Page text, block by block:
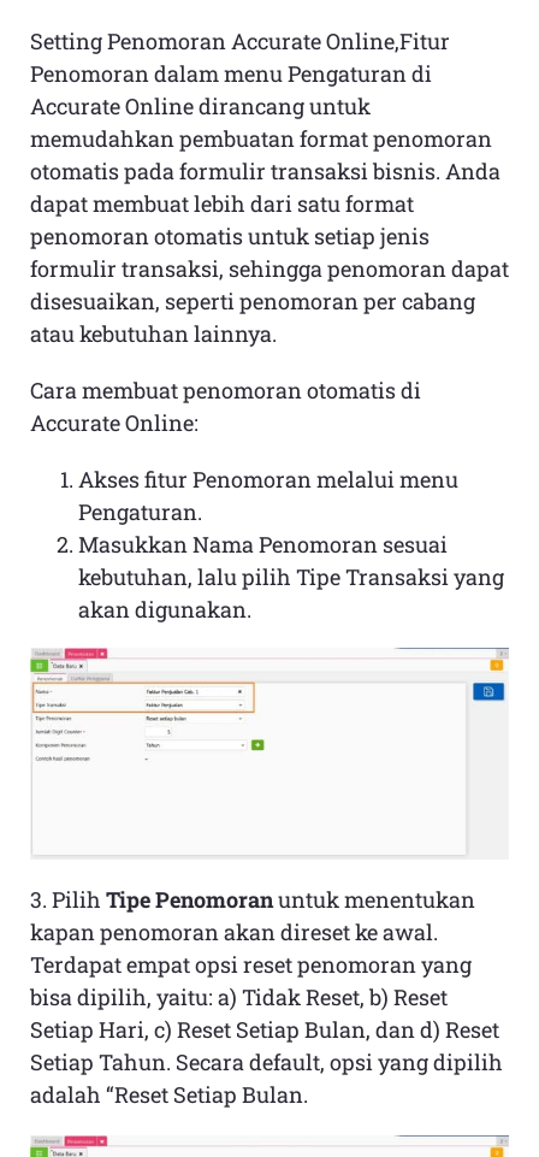
Setting Penomoran Accurate Online,Fitur
Penomoran dalam menu Pengaturan di
Accurate Online dirancang untuk
memudahkan pembuatan format penomoran
otomatis pada formulir transaksi bisnis. Anda
dapat membuat lebih dari satu format
penomoran otomatis untuk setiap jenis
formulir transaksi, sehingga penomoran dapat
disesuaikan, seperti penomoran per cabang
atau kebutuhan lainnya.
Cara membuat penomoran otomatis di
Accurate Online:
Akses fitur Penomoran melalui menu
Pengaturan.
Masukkan Nama Penomoran sesuai
kebutuhan, lalu pilih Tipe Transaksi yang
akan digunakan.
3. Pilih Tipe Penomoranuntuk menentukan
kapan penomoran akan direset ke awal.
Terdapat empat opsi reset penomoran yang
bisa dipilih, yaitu: a) Tidak Reset, b) Reset
Setiap Hari, c) Reset Setiap Bulan, dan d) Reset
Setiap Tahun. Secara default, opsi yang dipilih
adalah “Reset Setiap Bulan.